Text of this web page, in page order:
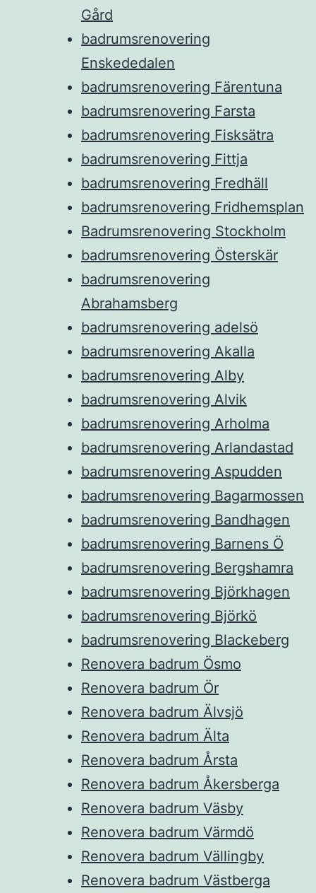
Gård
badrumsrenovering
Enskededalen
badrumsrenovering Färentuna
badrumsrenovering Farsta
badrumsrenovering Fisksätra
badrumsrenovering Fittja
badrumsrenovering Fredhäll
badrumsrenovering Fridhemsplan
Badrumsrenovering Stockholm
badrumsrenovering Österskär
badrumsrenovering
Abrahamsberg
badrumsrenovering adelsö
badrumsrenovering Akalla
badrumsrenovering Alby
badrumsrenovering Alvik
badrumsrenovering Arholma
badrumsrenovering Arlandastad
badrumsrenovering Aspudden
badrumsrenovering Bagarmossen
badrumsrenovering Bandhagen
badrumsrenovering Barnens Ö
badrumsrenovering Bergshamra
badrumsrenovering Björkhagen
badrumsrenovering Björkö
badrumsrenovering Blackeberg
Renovera badrum Ösmo
Renovera badrum Ör
Renovera badrum Älvsjö
Renovera badrum Älta
Renovera badrum Årsta
Renovera badrum Åkersberga
Renovera badrum Väsby
Renovera badrum Värmdö
Renovera badrum Vällingby
Renovera badrum Västberga